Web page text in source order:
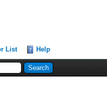
List Help